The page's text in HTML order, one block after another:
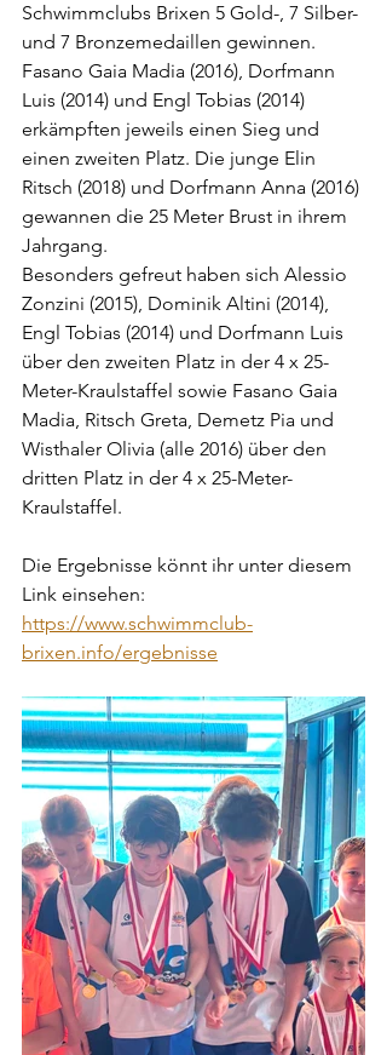
Schwimmclubs Brixen 5 Gold-, 7 Silber-
und 7 Bronzemedaillen gewinnen.
Fasano Gaia Madia (2016), Dorfmann
Luis (2014) und Engl Tobias (2014)
erkämpften jeweils einen Sieg und
einen zweiten Platz. Die junge Elin
Ritsch (2018) und Dorfmann Anna (2016)
gewannen die 25 Meter Brust in ihrem
Jahrgang.
Besonders gefreut haben sich Alessio
Zonzini (2015), Dominik Altini (2014),
Engl Tobias (2014) und Dorfmann Luis
über den zweiten Platz in der 4 x 25-
Meter-Kraulstaffel sowie Fasano Gaia
Madia, Ritsch Greta, Demetz Pia und
Wisthaler Olivia (alle 2016) über den
dritten Platz in der 4 x 25-Meter-
Kraulstaffel.
Die Ergebnisse könnt ihr unter diesem
Link einsehen:
https://www.schwimmclub-
brixen.info/ergebnisse